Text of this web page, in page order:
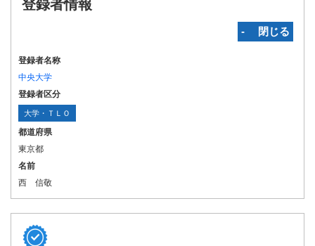
登録者情報
‐ 閉じる
登録者名称
中央大学
登録者区分
大学・ＴＬＯ
都道府県
東京都
名前
西 信敬